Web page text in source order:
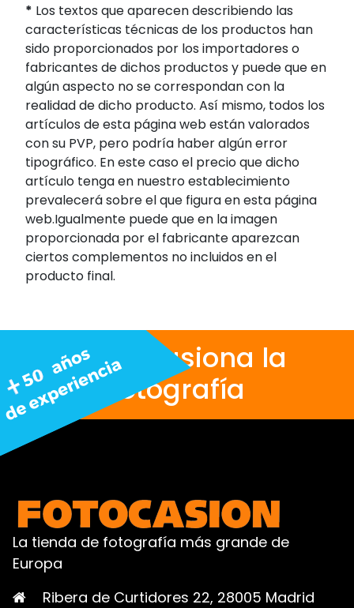
* Los textos que aparecen describiendo las
características técnicas de los productos han
sido proporcionados por los importadores o
fabricantes de dichos productos y puede que en
algún aspecto no se correspondan con la
realidad de dicho producto. Así mismo, todos los
artículos de esta página web están valorados
con su PVP, pero podría haber algún error
tipográfico. En este caso el precio que dicho
artículo tenga en nuestro establecimiento
prevalecerá sobre el que figura en esta página
web.Igualmente puede que en la imagen
proporcionada por el fabricante aparezcan
ciertos complementos no incluidos en el
producto final.
Nos apasiona la
fotografía
La tienda de fotografía más grande de
Europa
Ribera de Curtidores 22, 28005 Madrid